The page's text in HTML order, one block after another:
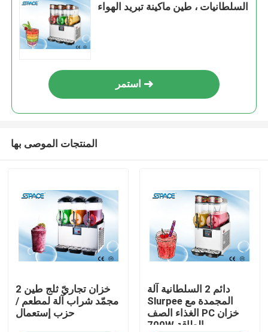
السلطانيات ، طين ماكينة تبريد الهواء
استمر
المنتجات الموصى بها
2 خزان تجاريّ ثلج طين
مجمّد شراب آلة لمطعم /
حزب إستعمال
دائم 2 السلطانية آلة
Slurpee المجمدة مع
الغذاء الصف PC خزان
700W الطاقة